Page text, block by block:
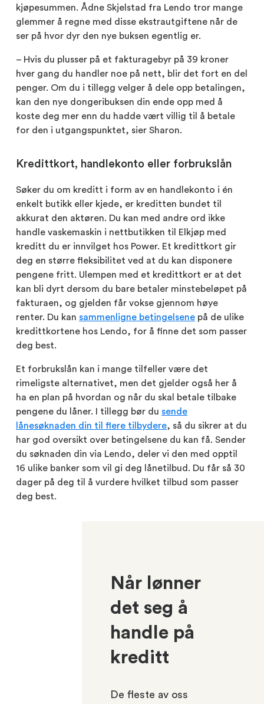
kjøpesummen. Ådne Skjelstad fra Lendo tror mange
glemmer å regne med disse ekstrautgiftene når de
ser på hvor dyr den nye buksen egentlig er.
– Hvis du plusser på et fakturagebyr på 39 kroner
hver gang du handler noe på nett, blir det fort en del
penger. Om du i tillegg velger å dele opp betalingen,
kan den nye dongeribuksen din ende opp med å
koste deg mer enn du hadde vært villig til å betale
for den i utgangspunktet, sier Sharon.
Kredittkort, handlekonto eller forbrukslån
Søker du om kreditt i form av en handlekonto i én
enkelt butikk eller kjede, er kreditten bundet til
akkurat den aktøren. Du kan med andre ord ikke
handle vaskemaskin i nettbutikken til Elkjøp med
kreditt du er innvilget hos Power. Et kredittkort gir
deg en større fleksibilitet ved at du kan disponere
pengene fritt. Ulempen med et kredittkort er at det
kan bli dyrt dersom du bare betaler minstebeløpet på
fakturaen, og gjelden får vokse gjennom høye
renter. Du kan sammenligne betingelsene på de ulike
kredittkortene hos Lendo, for å finne det som passer
deg best.
Et forbrukslån kan i mange tilfeller være det
rimeligste alternativet, men det gjelder også her å
ha en plan på hvordan og når du skal betale tilbake
pengene du låner. I tillegg bør du sende
lånesøknaden din til flere tilbydere, så du sikrer at du
har god oversikt over betingelsene du kan få. Sender
du søknaden din via Lendo, deler vi den med opptil
16 ulike banker som vil gi deg lånetilbud. Du får så 30
dager på deg til å vurdere hvilket tilbud som passer
deg best.
Når lønner
det seg å
handle på
kreditt
De fleste av oss